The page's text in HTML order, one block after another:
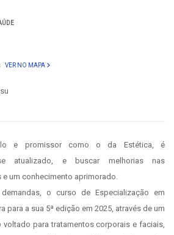
VER NO MAPA
e promissor como o da Estética, é
se atualizado, e buscar melhorias nas
um conhecimento aprimorado.
o curso de Especialização em
para a sua 5ª edição em 2025, através de um
para tratamentos corporais e faciais,